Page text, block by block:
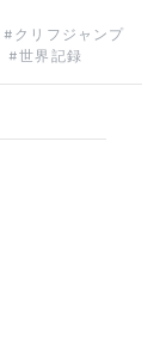
クリフジャンプ
世界記録